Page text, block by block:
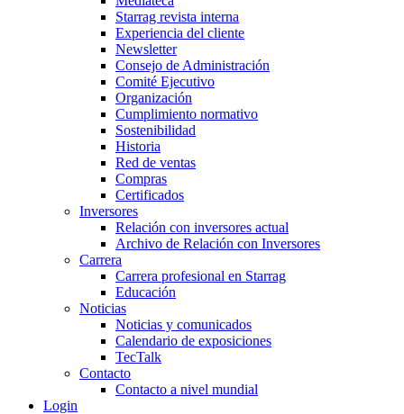
Starrag revista interna
Experiencia del cliente
Newsletter
Consejo de Administración
Comité Ejecutivo
Organización
Cumplimiento normativo
Sostenibilidad
Historia
Red de ventas
Compras
Certificados
Inversores
Relación con inversores actual
Archivo de Relación con Inversores
Carrera
Carrera profesional en Starrag
Educación
Noticias
Noticias y comunicados
Calendario de exposiciones
TecTalk
Contacto
Contacto a nivel mundial
Login